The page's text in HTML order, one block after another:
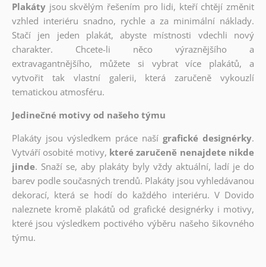
Plakáty jsou skvělým řešením pro lidi, kteří chtějí změnit
vzhled interiéru snadno, rychle a za minimální náklady.
Stačí jen jeden plakát, abyste místnosti vdechli nový
charakter. Chcete-li něco výraznějšího a
extravagantnějšího, můžete si vybrat více plakátů, a
vytvořit tak vlastní galerii, která zaručeně vykouzlí
tematickou atmosféru.
Jedinečné motivy od našeho týmu
Plakáty jsou výsledkem práce naší grafické designérky.
Vytváří osobité motivy, které zaručeně nenajdete nikde
jinde. Snaží se, aby plakáty byly vždy aktuální, ladí je do
barev podle současných trendů. Plakáty jsou vyhledávanou
dekorací, která se hodí do každého interiéru. V Dovido
naleznete kromě plakátů od grafické designérky i motivy,
které jsou výsledkem poctivého výběru našeho šikovného
týmu.